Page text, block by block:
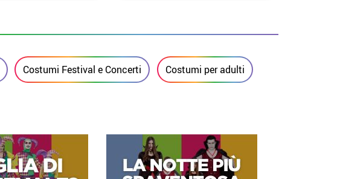
Costumi Festival e Concerti Costumi per adulti